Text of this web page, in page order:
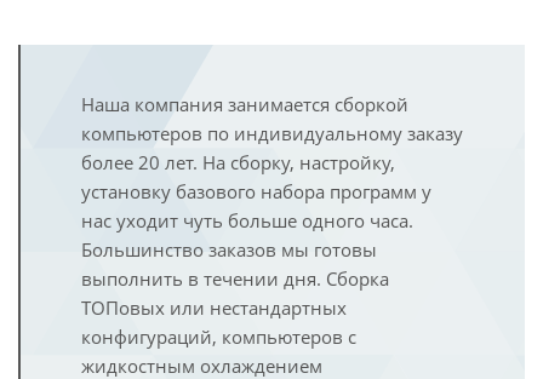
Наша компания занимается сборкой
компьютеров по индивидуальному заказу
более 20 лет. На сборку, настройку,
установку базового набора программ у
нас уходит чуть больше одного часа.
Большинство заказов мы готовы
выполнить в течении дня. Сборка
ТОПовых или нестандартных
конфигураций, компьютеров с
жидкостным охлаждением